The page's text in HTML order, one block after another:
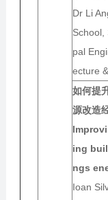
Dr Li
School,
pal
ecture
如何提
源改造
ing
ngs
Ioan